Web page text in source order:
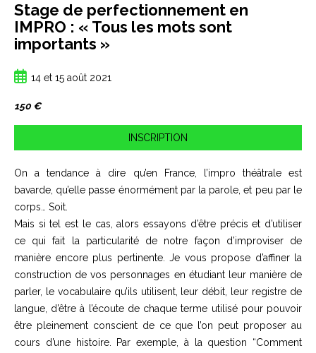
Stage de perfectionnement en
IMPRO : « Tous les mots sont
importants »
14 et 15 août 2021
150 €
INSCRIPTION
On a tendance à dire qu’en France, l’impro théâtrale est
bavarde, qu’elle passe énormément par la parole, et peu par le
corps… Soit.
Mais si tel est le cas, alors essayons d’être précis et d’utiliser
ce qui fait la particularité de notre façon d’improviser de
manière encore plus pertinente. Je vous propose d’affiner la
construction de vos personnages en étudiant leur manière de
parler, le vocabulaire qu’ils utilisent, leur débit, leur registre de
langue, d’être à l’écoute de chaque terme utilisé pour pouvoir
être pleinement conscient de ce que l’on peut proposer au
cours d’une histoire. Par exemple, à la question “Comment